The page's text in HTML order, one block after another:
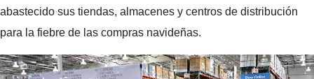
abastecido sus tiendas, almacenes y centros de distribución
para la fiebre de las compras navideñas.